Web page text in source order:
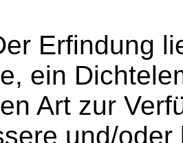
Erfindung
ein
Art zur
und/